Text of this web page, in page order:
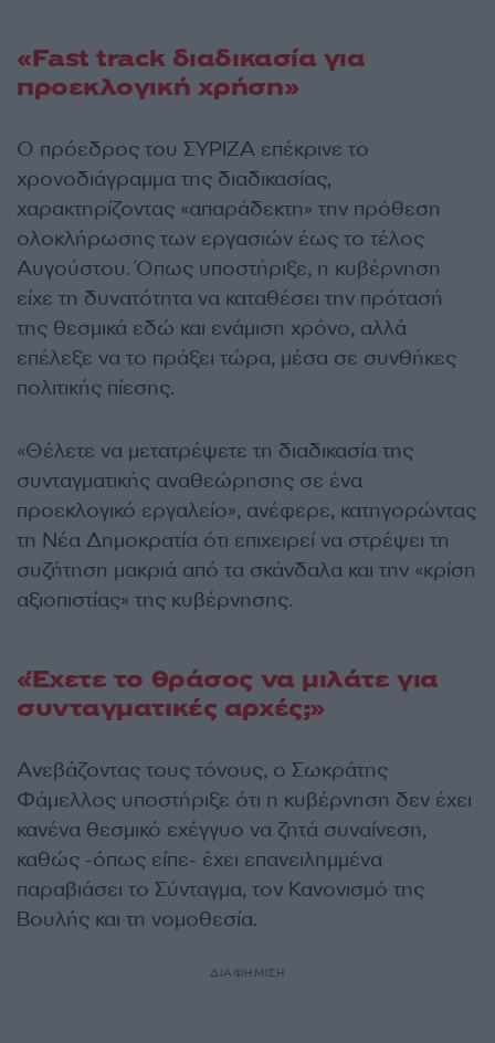
«Fast track διαδικασία για
προεκλογική χρήση»
Ο πρόεδρος του ΣΥΡΙΖΑ επέκρινε το
χρονοδιάγραμμα της διαδικασίας,
χαρακτηρίζοντας «απαράδεκτη» την πρόθεση
ολοκλήρωσης των εργασιών έως το τέλος
Αυγούστου. Όπως υποστήριξε, η κυβέρνηση
είχε τη δυνατότητα να καταθέσει την πρότασή
της θεσμικά εδώ και ενάμιση χρόνο, αλλά
επέλεξε να το πράξει τώρα, μέσα σε συνθήκες
πολιτικής πίεσης.
«Θέλετε να μετατρέψετε τη διαδικασία της
συνταγματικής αναθεώρησης σε ένα
προεκλογικό εργαλείο», ανέφερε, κατηγορώντας
τη Νέα Δημοκρατία ότι επιχειρεί να στρέψει τη
συζήτηση μακριά από τα σκάνδαλα και την «κρίση
αξιοπιστίας» της κυβέρνησης.
«Έχετε το θράσος να μιλάτε για
συνταγματικές αρχές;»
Ανεβάζοντας τους τόνους, ο Σωκράτης
Φάμελλος υποστήριξε ότι η κυβέρνηση δεν έχει
κανένα θεσμικό εχέγγυο να ζητά συναίνεση,
καθώς -όπως είπε- έχει επανειλημμένα
παραβιάσει το Σύνταγμα, τον Κανονισμό της
Βουλής και τη νομοθεσία.
ΔΙΑΦΗΜΙΣΗ